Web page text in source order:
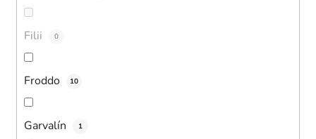
Filii 0
Froddo 10
Garvalín 1